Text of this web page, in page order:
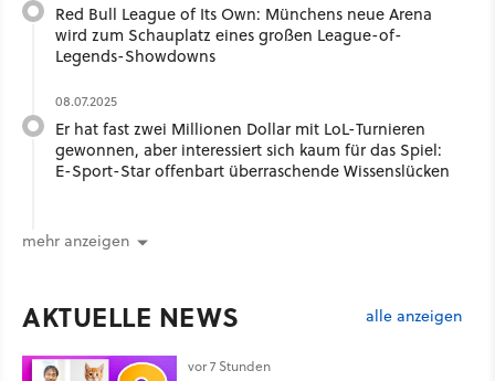
Red Bull League of Its Own: Münchens neue Arena
wird zum Schauplatz eines großen League-of-
Legends-Showdowns
08.07.2025
Er hat fast zwei Millionen Dollar mit LoL-Turnieren
gewonnen, aber interessiert sich kaum für das Spiel:
E-Sport-Star offenbart überraschende Wissenslücken
mehr anzeigen
AKTUELLE NEWS alle anzeigen
vor 7 Stunden